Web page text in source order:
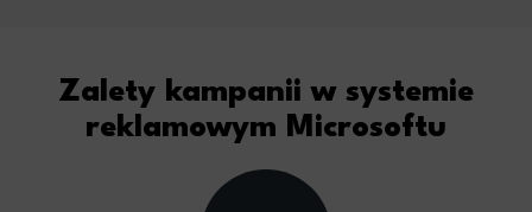
Zalety kampanii w systemie
reklamowym Microsoftu